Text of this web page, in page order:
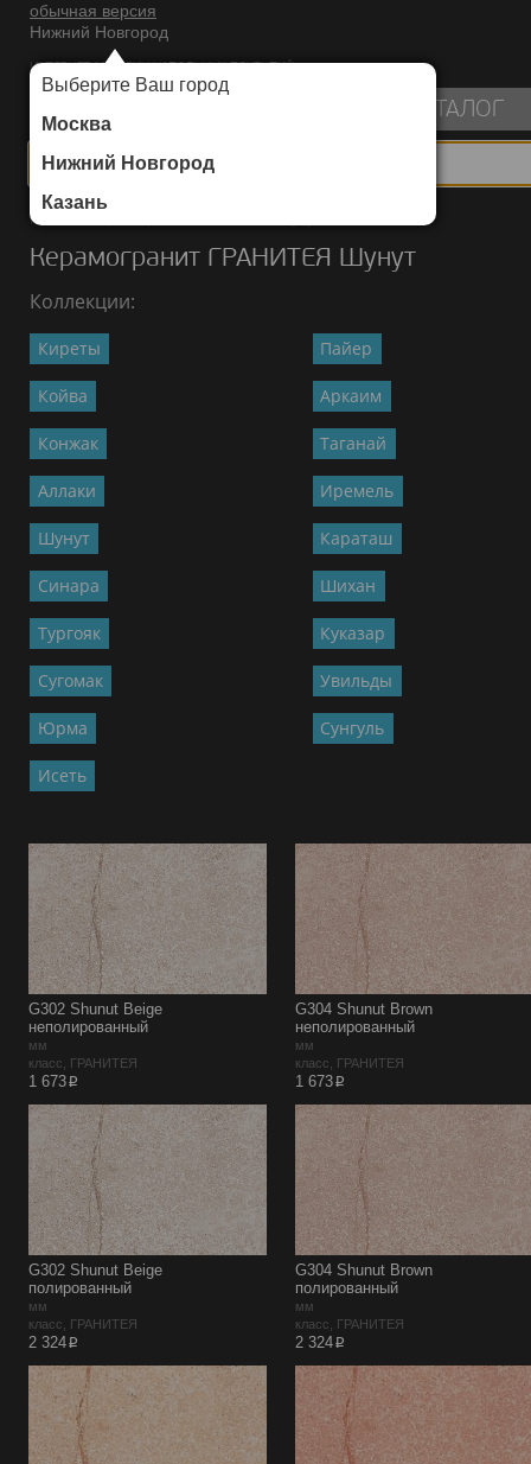
обычная версия
Нижний Новгород
Выберите Ваш город
Москва
Нижний Новгород
Казань
ИНТЕРНЕТ-МАГАЗИН НАПОЛЬНЫХ ПОКРЫТИЙ
КАТАЛОГ
Каталог
Керамогранит ГРАНИТЕЯ Шунут
Коллекции:
Киреты Пайер
Койва Аркаим
Конжак Таганай
Аллаки Иремель
Шунут Караташ
Синара Шихан
Тургояк Куказар
Сугомак Увильды
Юрма Сунгуль
Исеть
G302 Shunut Beige
неполированный
мм
класс, ГРАНИТЕЯ
1 673p
G304 Shunut Brown
неполированный
мм
класс, ГРАНИТЕЯ
1 673p
G302 Shunut Beige
полированный
мм
класс, ГРАНИТЕЯ
2 324p
G304 Shunut Brown
полированный
мм
класс, ГРАНИТЕЯ
2 324p